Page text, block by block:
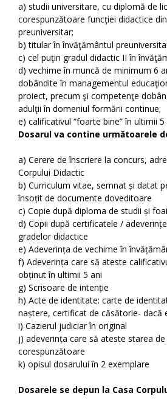
a) studii universitare, cu diplomă de
corespunzătoare funcţiei didactice
preuniversitar;
b) titular în învăţământul
c) cel puţin gradul didactic II în
d) vechime în muncă de minimum 6
dobândite în managementul
proiect, precum şi competenţe
adulţii în domeniul formării continue;
e) calificativul “foarte bine” în ultimii 5
Dosarul va contine următoarele
a) Cerere de înscriere la concurs,
Corpului Didactic
b) Curriculum vitae, semnat și datat
însoțit de documente doveditoare
c) Copie după diploma de studii și
d) Copii după certificatele /
gradelor didactice
e) Adeverința de vechime în
f) Adeverința care să ateste
obținut în ultimii 5 ani
g) Scrisoare de intenție
h) Acte de identitate: carte de
naștere, certificat de căsătorie- dacă
i) Cazierul judiciar în original
j) adeverința care să ateste starea
corespunzătoare
k) opisul dosarului în 2 exemplare
Dosarele se depun la Casa